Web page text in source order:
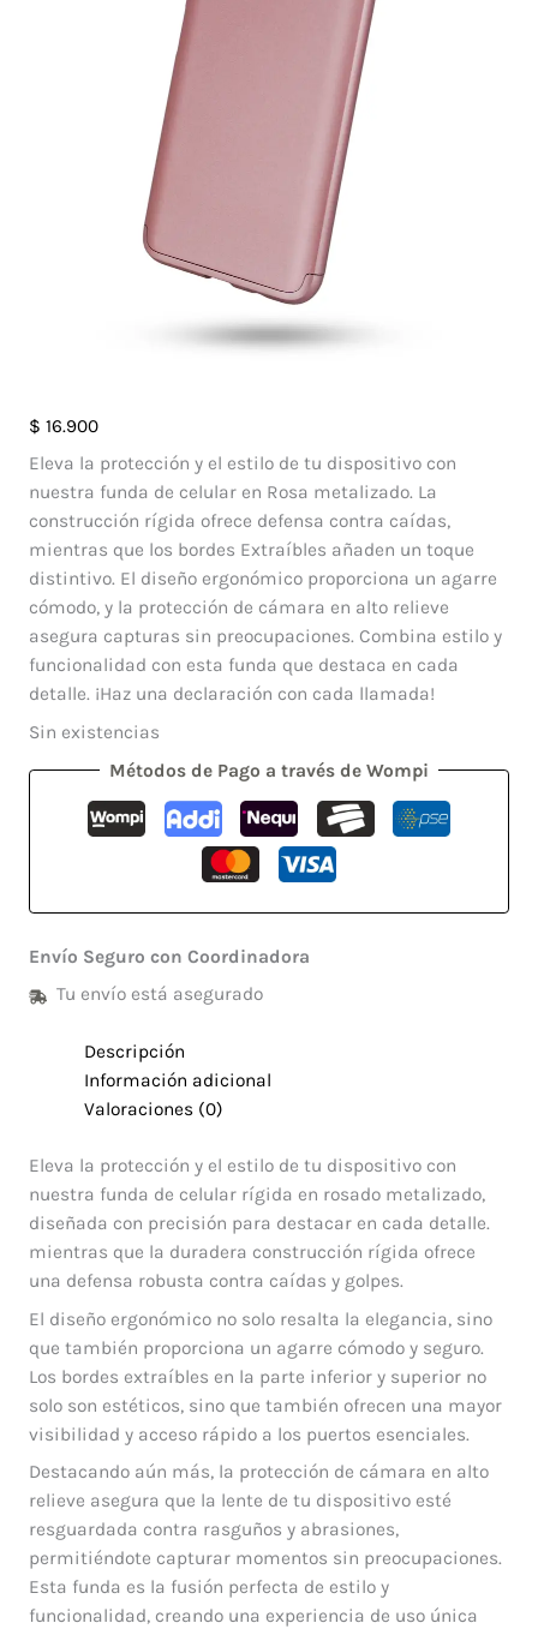
$ 16.900
Eleva la protección y el estilo de tu dispositivo con
nuestra funda de celular en Rosa metalizado. La
construcción rígida ofrece defensa contra caídas,
mientras que los bordes Extraíbles añaden un toque
distintivo. El diseño ergonómico proporciona un agarre
cómodo, y la protección de cámara en alto relieve
asegura capturas sin preocupaciones. Combina estilo y
funcionalidad con esta funda que destaca en cada
detalle. ¡Haz una declaración con cada llamada!
Sin existencias
Métodos de Pago a través de Wompi
Envío Seguro con Coordinadora
Tu envío está asegurado
Descripción
Información adicional
Valoraciones (0)
Eleva la protección y el estilo de tu dispositivo con
nuestra funda de celular rígida en rosado metalizado,
diseñada con precisión para destacar en cada detalle.
mientras que la duradera construcción rígida ofrece
una defensa robusta contra caídas y golpes.
El diseño ergonómico no solo resalta la elegancia, sino
que también proporciona un agarre cómodo y seguro.
Los bordes extraíbles en la parte inferior y superior no
solo son estéticos, sino que también ofrecen una mayor
visibilidad y acceso rápido a los puertos esenciales.
Destacando aún más, la protección de cámara en alto
relieve asegura que la lente de tu dispositivo esté
resguardada contra rasguños y abrasiones,
permitiéndote capturar momentos sin preocupaciones.
Esta funda es la fusión perfecta de estilo y
funcionalidad, creando una experiencia de uso única